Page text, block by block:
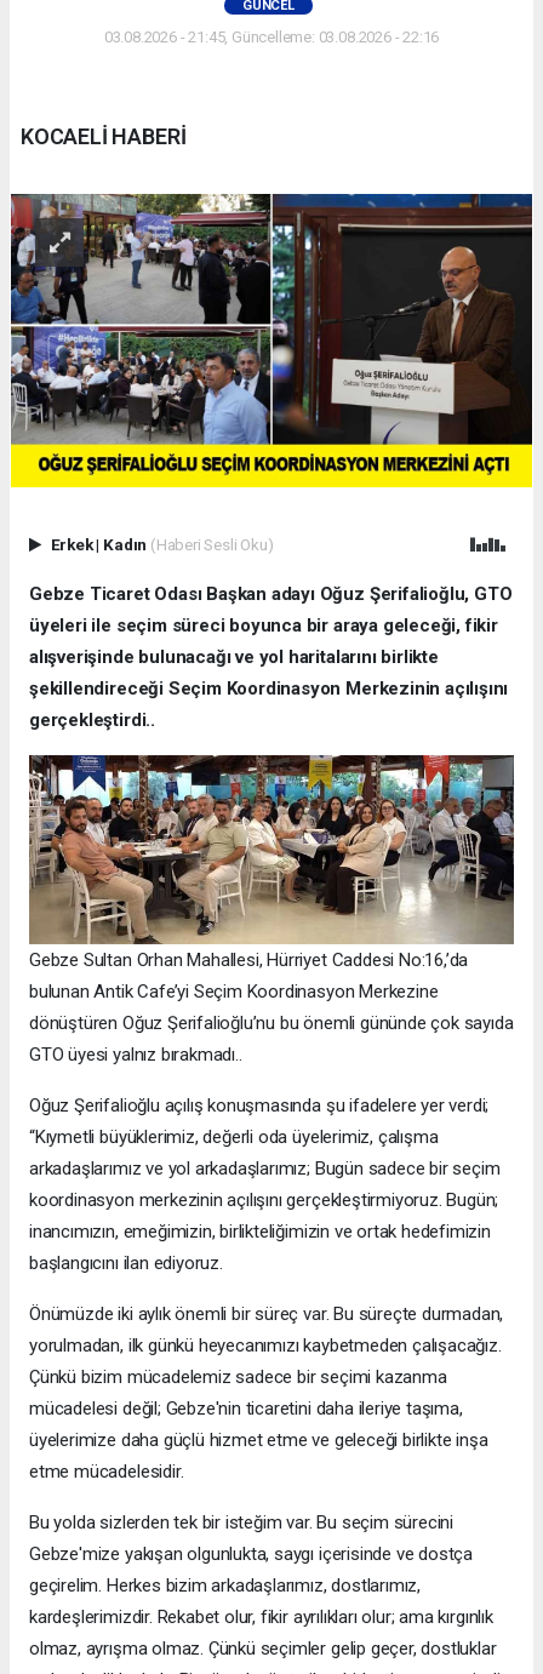
GÜNCEL
03.08.2026 - 21:45, Güncelleme: 03.08.2026 - 22:16
KOCAELİ HABERİ
Erkek| Kadın (Haberi Sesli Oku)
Gebze Ticaret Odası Başkan adayı Oğuz Şerifalioğlu, GTO
üyeleri ile seçim süreci boyunca bir araya geleceği, fikir
alışverişinde bulunacağı ve yol haritalarını birlikte
şekillendireceği Seçim Koordinasyon Merkezinin açılışını
gerçekleştirdi..
Gebze Sultan Orhan Mahallesi, Hürriyet Caddesi No:16,’da
bulunan Antik Cafe’yi Seçim Koordinasyon Merkezine
dönüştüren Oğuz Şerifalioğlu’nu bu önemli gününde çok sayıda
GTO üyesi yalnız bırakmadı..
Oğuz Şerifalioğlu açılış konuşmasında şu ifadelere yer verdi;
“Kıymetli büyüklerimiz, değerli oda üyelerimiz, çalışma
arkadaşlarımız ve yol arkadaşlarımız; Bugün sadece bir seçim
koordinasyon merkezinin açılışını gerçekleştirmiyoruz. Bugün;
inancımızın, emeğimizin, birlikteliğimizin ve ortak hedefimizin
başlangıcını ilan ediyoruz.
Önümüzde iki aylık önemli bir süreç var. Bu süreçte durmadan,
yorulmadan, ilk günkü heyecanımızı kaybetmeden çalışacağız.
Çünkü bizim mücadelemiz sadece bir seçimi kazanma
mücadelesi değil; Gebze'nin ticaretini daha ileriye taşıma,
üyelerimize daha güçlü hizmet etme ve geleceği birlikte inşa
etme mücadelesidir.
Bu yolda sizlerden tek bir isteğim var. Bu seçim sürecini
Gebze'mize yakışan olgunlukta, saygı içerisinde ve dostça
geçirelim. Herkes bizim arkadaşlarımız, dostlarımız,
kardeşlerimizdir. Rekabet olur, fikir ayrılıkları olur; ama kırgınlık
olmaz, ayrışma olmaz. Çünkü seçimler gelip geçer, dostluklar